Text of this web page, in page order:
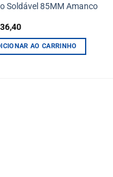
Soldável 85MM Amanco
AO CARRINHO